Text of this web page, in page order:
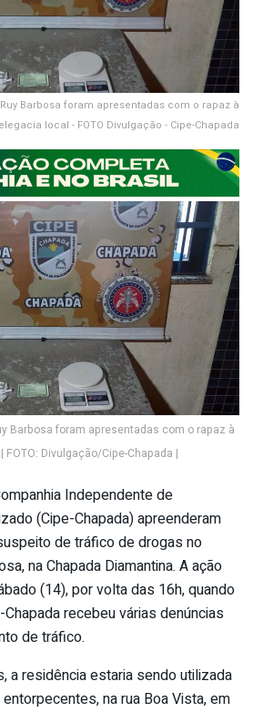
Barbosa foram apresentadas com o rapaz à
local - FOTO Divulgação - Cipe-Chapada
Barbosa foram apresentadas com o rapaz à
FOTO: Divulgação/Cipe-Chapada |
Independente de
(Cipe-Chapada) apreenderam
de tráfico de drogas no
na Chapada Diamantina. A ação
(14), por volta das 16h, quando
recebeu várias denúncias
de tráfico.
a residência estaria sendo utilizada
na rua Boa Vista, em